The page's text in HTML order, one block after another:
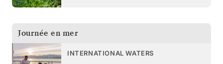
Journée en mer
INTERNATIONAL WATERS